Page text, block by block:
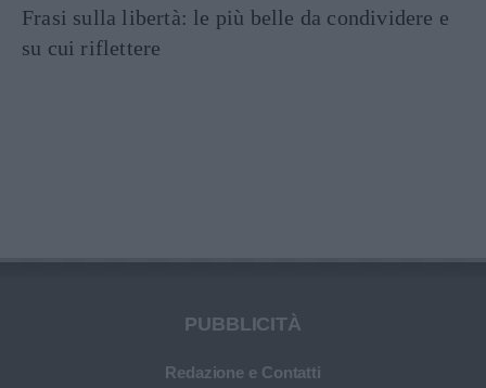
Frasi sulla libertà: le più belle da condividere e
su cui riflettere
PUBBLICITÀ
Redazione e Contatti